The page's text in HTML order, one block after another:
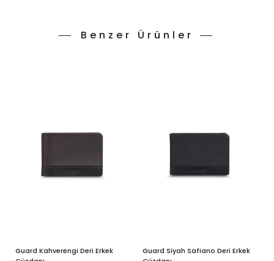
Benzer Ürünler
Guard Kahverengi Deri Erkek
Guard Siyah Safiano Deri Erkek